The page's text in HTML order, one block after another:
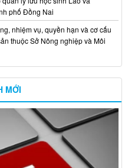
phố Đồng Nai
nhiệm vụ, quyền hạn và cơ cấu
thuộc Sở Nông nghiệp và Môi
MỚI